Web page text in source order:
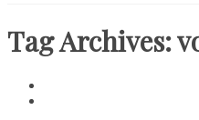
Tag Archives: